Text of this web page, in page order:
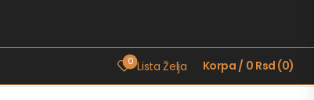
0 Lista Želja Korpa / 0 Rsd (0)